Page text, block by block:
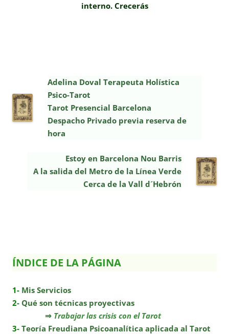
interno. Crecerás
Adelina Doval Terapeuta Holística
Psico-Tarot
Tarot Presencial Barcelona
Despacho Privado previa reserva de
hora
Estoy en Barcelona Nou Barris
A la salida del Metro de la Línea Verde
Cerca de la Vall d´Hebrón
ÍNDICE DE LA PÁGINA
1- Mis Servicios
2- Qué son técnicas proyectivas
⇒ Trabajar las crisis con el Tarot
3- Teoría Freudiana Psicoanalítica aplicada al Tarot